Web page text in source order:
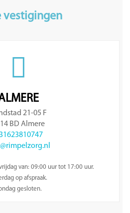
vestigingen
21-05 F
BD Almere
van: 09:00 uur tot 17:00 uur.
op afspraak.
gesloten.